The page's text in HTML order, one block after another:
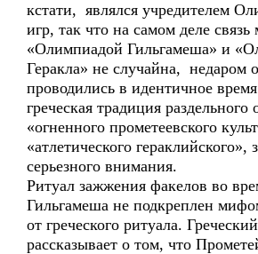
кстати, являлся учредителем
игр, так что на самом деле связь
«Олимпиадой Гильгамеша» и
Геракла» не случайна, недаром
проводились в идентичное
греческая традиция раздельного
«огненного прометеевского
«атлетического гераклийского»,
серьезного внимания.
Ритуал зажжения факелов во
Гильгамеша не подкреплен
от греческого ритуала.
рассказывает о том, что